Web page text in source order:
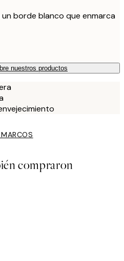
borde blanco que enmarca
nuestros productos
compraron